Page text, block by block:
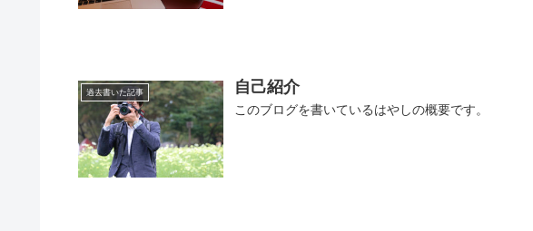
過去書いた記事 自己紹介
このブログを書いているはやしの概要です。